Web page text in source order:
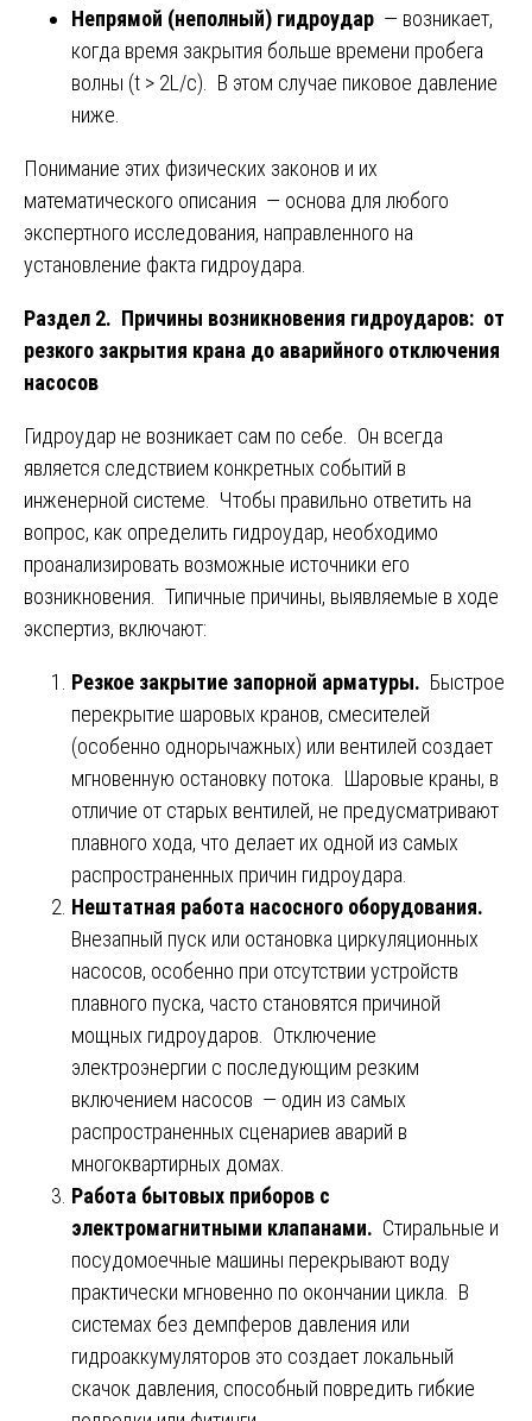
Непрямой (неполный) гидроудар — возникает,
когда время закрытия больше времени пробега
волны (t > 2L/c). В этом случае пиковое давление
ниже.
Понимание этих физических законов и их
математического описания — основа для любого
экспертного исследования, направленного на
установление факта гидроудара.
Раздел 2. Причины возникновения гидроударов: от
резкого закрытия крана до аварийного отключения
насосов
Гидроудар не возникает сам по себе. Он всегда
является следствием конкретных событий в
инженерной системе. Чтобы правильно ответить на
вопрос, как определить гидроудар, необходимо
проанализировать возможные источники его
возникновения. Типичные причины, выявляемые в ходе
экспертиз, включают:
Резкое закрытие запорной арматуры. Быстрое
перекрытие шаровых кранов, смесителей
(особенно однорычажных) или вентилей создает
мгновенную остановку потока. Шаровые краны, в
отличие от старых вентилей, не предусматривают
плавного хода, что делает их одной из самых
распространенных причин гидроудара.
Нештатная работа насосного оборудования.
Внезапный пуск или остановка циркуляционных
насосов, особенно при отсутствии устройств
плавного пуска, часто становятся причиной
мощных гидроударов. Отключение
электроэнергии с последующим резким
включением насосов — один из самых
распространенных сценариев аварий в
многоквартирных домах.
Работа бытовых приборов с
электромагнитными клапанами. Стиральные и
посудомоечные машины перекрывают воду
практически мгновенно по окончании цикла. В
системах без демпферов давления или
гидроаккумуляторов это создает локальный
скачок давления, способный повредить гибкие